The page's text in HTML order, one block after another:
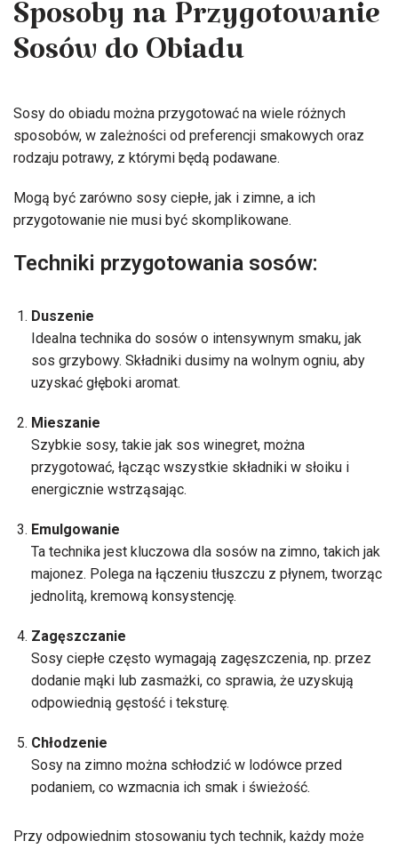
Sposoby na Przygotowanie
Sosów do Obiadu
Sosy do obiadu można przygotować na wiele różnych
sposobów, w zależności od preferencji smakowych oraz
rodzaju potrawy, z którymi będą podawane.
Mogą być zarówno sosy ciepłe, jak i zimne, a ich
przygotowanie nie musi być skomplikowane.
Techniki przygotowania sosów:
Duszenie
Idealna technika do sosów o intensywnym smaku, jak
sos grzybowy. Składniki dusimy na wolnym ogniu, aby
uzyskać głęboki aromat.
Mieszanie
Szybkie sosy, takie jak sos winegret, można
przygotować, łącząc wszystkie składniki w słoiku i
energicznie wstrząsając.
Emulgowanie
Ta technika jest kluczowa dla sosów na zimno, takich jak
majonez. Polega na łączeniu tłuszczu z płynem, tworząc
jednolitą, kremową konsystencję.
Zagęszczanie
Sosy ciepłe często wymagają zagęszczenia, np. przez
dodanie mąki lub zasmażki, co sprawia, że uzyskują
odpowiednią gęstość i teksturę.
Chłodzenie
Sosy na zimno można schłodzić w lodówce przed
podaniem, co wzmacnia ich smak i świeżość.
Przy odpowiednim stosowaniu tych technik, każdy może